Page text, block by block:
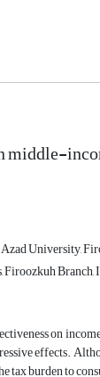
University,
on
effects.
tax burden to